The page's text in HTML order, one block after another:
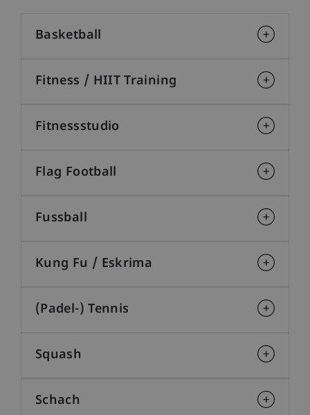
Basketball
Fitness / HIIT Training
Fitnessstudio
Flag Football
Fussball
Kung Fu / Eskrima
(Padel-) Tennis
Squash
Schach